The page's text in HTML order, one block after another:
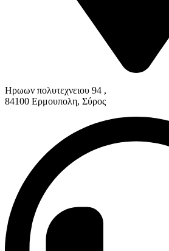
Ηρωων πολυτεχνειου 94 ,
84100 Ερμουπολη, Σύρος